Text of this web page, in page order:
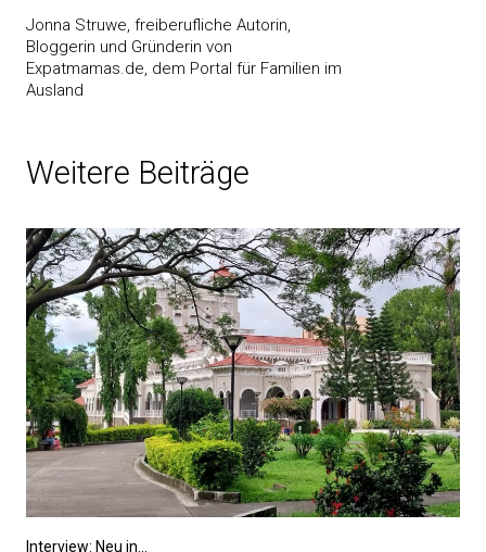
Jonna Struwe, freiberufliche Autorin,
Bloggerin und Gründerin von
Expatmamas.de, dem Portal für Familien im
Ausland
Weitere Beiträge
Interview: Neu in...